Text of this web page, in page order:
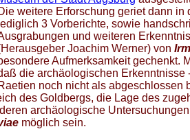
weitere Erforschung geriet dann
lediglich 3 Vorberichte, sowie
und weiteren
Joachim Werner) von
Aufmerksamkeit gechenkt.
die archäologischen Erkenntnisse
noch nicht als abgeschlossen
des Goldbergs, die Lage des
archäologische
möglich sein.